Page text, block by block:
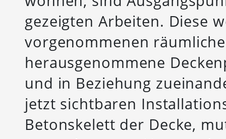
gezeigten Arbeiten. Diese
vorgenommenen
herausgenommene
und in Beziehung
jetzt sichtbaren
Betonskelett der Decke,